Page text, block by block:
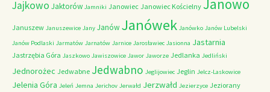
Jajkowo Jaktorów Jamniki Janowiec Janowiec Kościelny Janowo
Januszew Januszewice Jany Janów Janówek Janówko Janów Lubelski
Janów Podlaski Jarmatów Jarnatów Jarnice Jarosławiec Jasionna Jastarnia
Jastrzębia Góra Jaszkowo Jawiszowice Jawor Jaworze Jedlanka Jedliński
Jednorożec Jedwabne Jedwabno Jeglijowiec Jeglin Jelcz-Laskowice
Jelenia Góra Jeleń Jemna Jerichov Jerwałd Jerzwałd Jezierzyce Jeziorany